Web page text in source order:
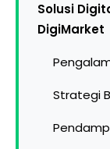
Solusi
DigiMarket
Strategi